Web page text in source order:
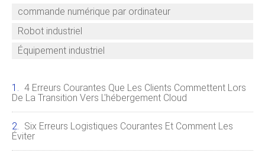
commande numérique par ordinateur
Robot industriel
Équipement industriel
4 Erreurs Courantes Que Les Clients Commettent Lors
De La Transition Vers L'hébergement Cloud
Six Erreurs Logistiques Courantes Et Comment Les
Éviter